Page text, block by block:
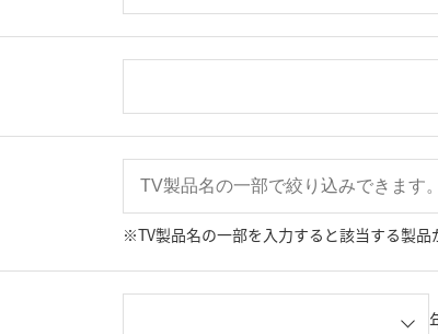
※TV製品名の一部を入力すると該当する製品